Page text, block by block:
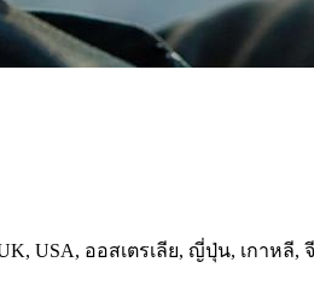
USA, ออสเตรเลีย, ญี่ปุ่น, เกาห